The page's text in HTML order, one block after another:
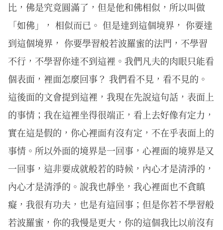
比，佛是究竟圓滿了，但是他和佛相似，所以叫做
「如佛」， 相似而已。 但是達到這個境界， 你要達
到這個境界， 你要學習般若波羅蜜的法門，不學習
不行，不學習你達不到這裡。我們凡夫的肉眼只能看
個表面，裡面怎麼回事？ 我們看不見，看不見的。
這後面的文會提到這裡，我現在先說這句話，表面上
的事情；我在這裡坐得很端正，看上去好像有定力，
實在這是假的，你心裡面有沒有定，不在乎表面上的
事情。所以外面的境界是一回事，心裡面的境界是又
一回事，這非要成就般若的時候，內心才是清淨的，
內心才是清淨的。說我也靜坐，我心裡面也不貪瞋
癡，我很有功夫，也是有這回事；但是你若不學習般
若波羅蜜，你的我慢是更大，你的這個我比以前沒有